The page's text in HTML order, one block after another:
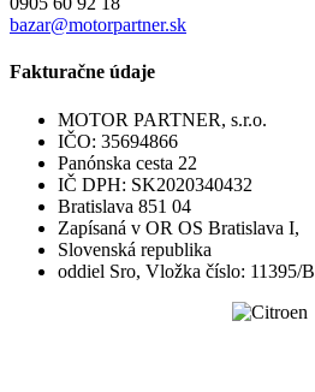
bazar@motorpartner.sk
Fakturačne údaje
MOTOR PARTNER, s.r.o.
IČO: 35694866
Panónska cesta 22
IČ DPH: SK2020340432
Bratislava 851 04
Zapísaná v OR OS Bratislava I,
Slovenská republika
oddiel Sro, Vložka číslo: 11395/B